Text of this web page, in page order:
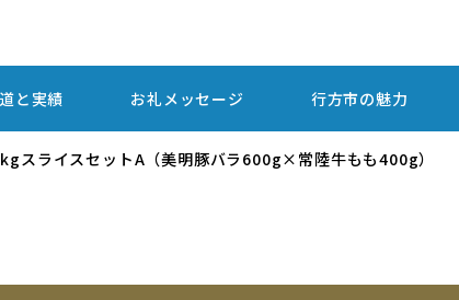
と実績 お礼メッセージ 行方市の魅力
スライスセットA（美明豚バラ600g×常陸牛もも400g）